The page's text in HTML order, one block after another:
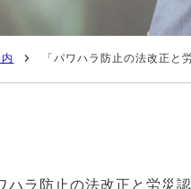
「パワハラ防止の法改正と
ハラ防止の法改正と労災